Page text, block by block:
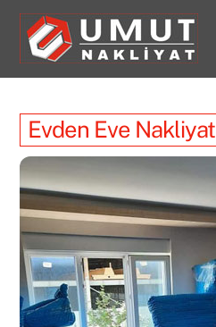
Skip
content
Evden Eve Nakliyat